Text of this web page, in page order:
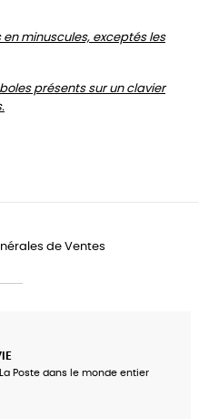
minuscules, exceptés les
présents sur un clavier
de Ventes
Poste dans le monde entier